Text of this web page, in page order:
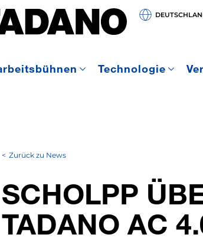
Technologie
Zurück zu News
SCHOLPP
TADANO AC